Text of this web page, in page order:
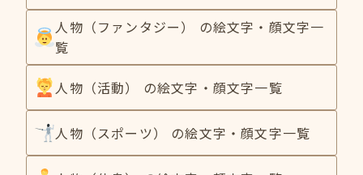
人物（ファンタジー） の絵文字・顔文字一
覧
人物（活動） の絵文字・顔文字一覧
人物（スポーツ） の絵文字・顔文字一覧